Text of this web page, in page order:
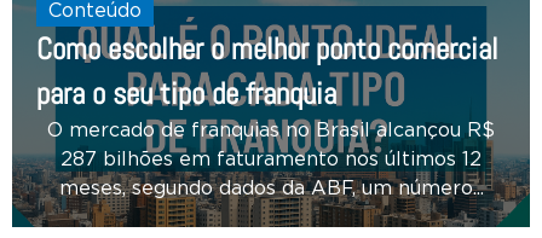
Conteúdo
Como escolher o melhor ponto comercial
para o seu tipo de franquia
O mercado de franquias no Brasil alcançou R$
287 bilhões em faturamento nos últimos 12
meses, segundo dados da ABF, um número...